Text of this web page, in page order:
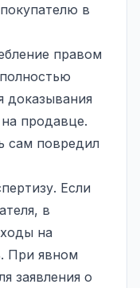
в
правом
доказывания
продавце.
сам повредил
Если
в
на
При явном
заявления о